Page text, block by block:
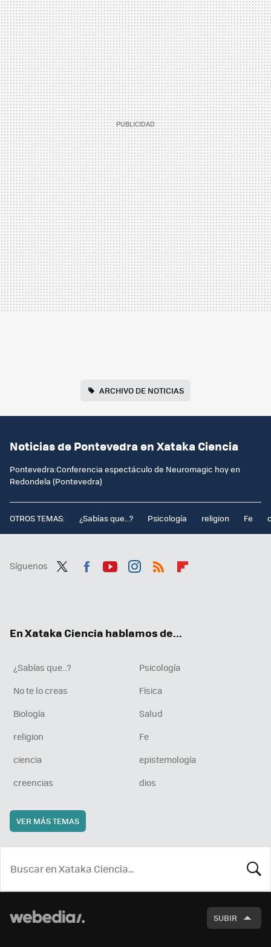
ARCHIVO DE NOTICIAS
Noticias de Pontevedra en Xataka Ciencia
Pontevedra:Conferencia espectáculo de Neuromagic hoy en
Redondela (Pontevedra)
OTROS TEMAS: ¿Sabías que...? Psicología religion Fe
Síguenos
En Xataka Ciencia hablamos de...
¿Sabías que...?
Psicología
No te lo creas
Física
Biología
Salud
religion
Fe
ciencia
epistemología
creencias
dios
VER MÁS TEMAS
SUBIR